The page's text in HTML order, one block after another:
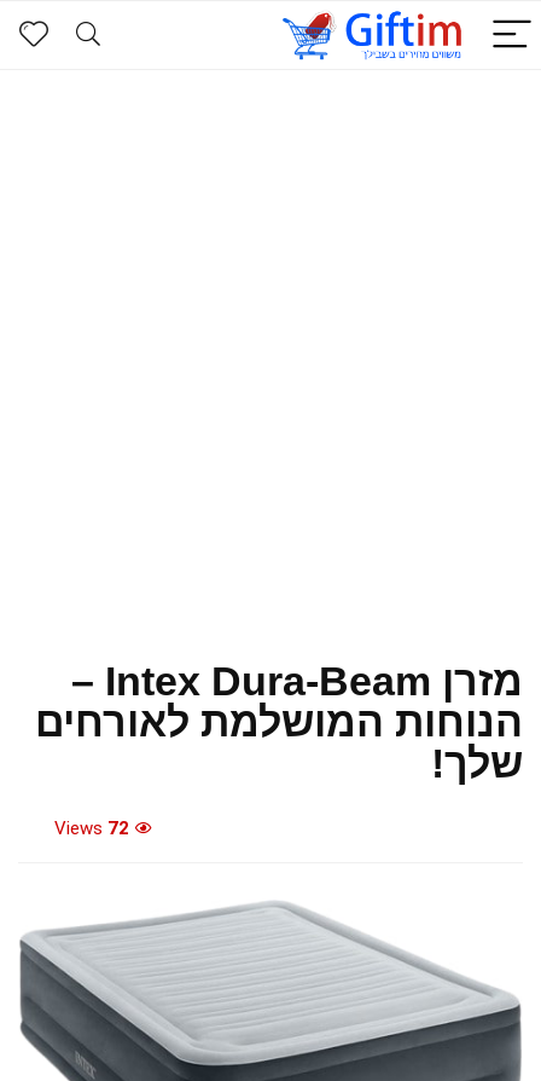
מזרן Intex Dura-Beam –
הנוחות המושלמת לאורחים
שלך!
72